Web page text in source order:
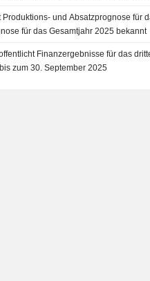
und Absatzprognose für
für das Gesamtjahr 2025 bekannt
Finanzergebnisse für das
zum 30. September 2025